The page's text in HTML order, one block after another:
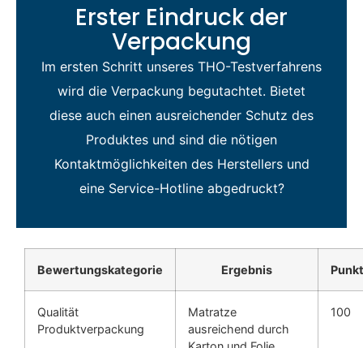
Erster Eindruck der
Verpackung
Im ersten Schritt unseres THO-Testverfahrens
wird die Verpackung begutachtet. Bietet
diese auch einen ausreichender Schutz des
Produktes und sind die nötigen
Kontaktmöglichkeiten des Herstellers und
eine Service-Hotline abgedruckt?
Bewertungskategorie Ergebnis
Qualität
Produktverpackung
Matratze
ausreichend durch
100